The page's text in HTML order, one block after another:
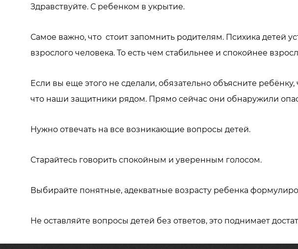
Здравствуйте. С ребенком в укрытие.
Самое важно, что стоит запомнить родителям. Психика детей
взрослого человека. То есть чем стабильнее и спокойнее
Если вы еще этого не сделали, обязательно объясните
что наши защитники рядом. Прямо сейчас они обнаружили
Нужно отвечать на все возникающие вопросы детей.
Старайтесь говорить спокойным и уверенным голосом.
Выбирайте понятные, адекватные возрасту ребенка
Не оставляйте вопросы детей без ответов, это поднимает